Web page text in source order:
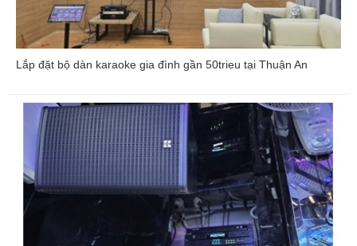
Lắp đặt bộ dàn karaoke gia đình gần 50trieu tại Thuận An